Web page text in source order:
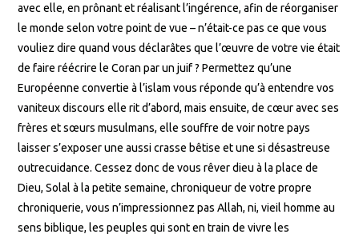
avec elle, en prônant et réalisant l’ingérence, afin de réorganiser
le monde selon votre point de vue – n’était-ce pas ce que vous
vouliez dire quand vous déclarâtes que l’œuvre de votre vie était
de faire réécrire le Coran par un juif ? Permettez qu’une
Européenne convertie à l’islam vous réponde qu’à entendre vos
vaniteux discours elle rit d’abord, mais ensuite, de cœur avec ses
frères et sœurs musulmans, elle souffre de voir notre pays
laisser s’exposer une aussi crasse bêtise et une si désastreuse
outrecuidance. Cessez donc de vous rêver dieu à la place de
Dieu, Solal à la petite semaine, chroniqueur de votre propre
chroniquerie, vous n’impressionnez pas Allah, ni, vieil homme au
sens biblique, les peuples qui sont en train de vivre les